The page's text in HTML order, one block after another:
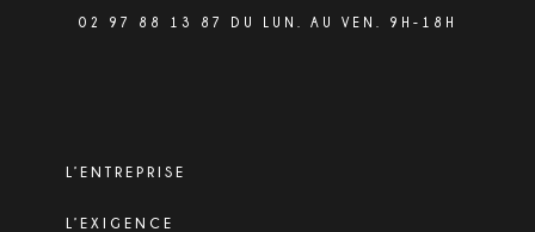
02 97 88 13 87 DU LUN. AU VEN. 9H-18H
L’ENTREPRISE
L’EXIGENCE